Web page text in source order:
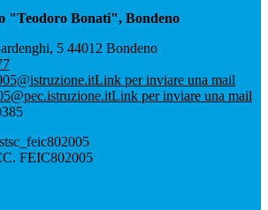
"Teodoro Bonati", Bondeno
5 44012 Bondeno
Link per inviare una mail
Link per inviare una mail
FEIC802005